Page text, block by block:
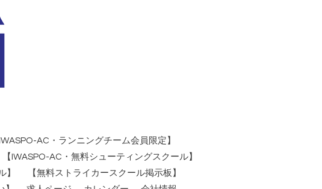
IWASPO-AC・ランニングチーム会員限定】
【IWASPO-AC・無料シューティングスクール】
】
【無料ストライカースクール掲示板】